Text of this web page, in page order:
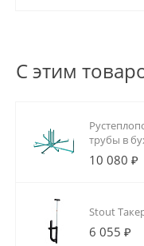
С этим
трубы в
10 080 ₽
Stout
6 055 ₽